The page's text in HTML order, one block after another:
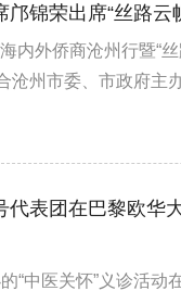
邝锦荣出席“丝路
内外侨商沧州行暨“
沧州市委、市政府主
代表团在巴黎欧华
“中医关怀”义诊活